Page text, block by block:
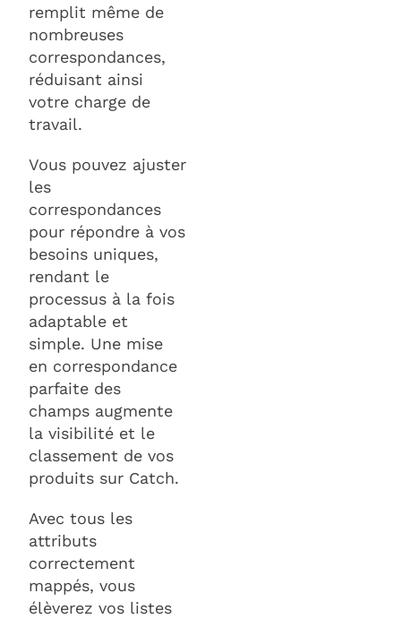
remplit même de
nombreuses
correspondances,
réduisant ainsi
votre charge de
travail.
Vous pouvez ajuster
les
correspondances
pour répondre à vos
besoins uniques,
rendant le
processus à la fois
adaptable et
simple. Une mise
en correspondance
parfaite des
champs augmente
la visibilité et le
classement de vos
produits sur Catch.
Avec tous les
attributs
correctement
mappés, vous
élèverez vos listes